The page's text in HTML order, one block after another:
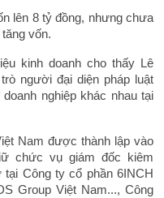
lên 8 tỷ đồng, nhưng chưa
vốn.
kinh doanh cho thấy Lê
người đại diện pháp luật
nghiệp khác nhau tại
Nam được thành lập vào
chức vụ giám đốc kiêm
Công ty cổ phần 6INCH
Group Việt Nam..., Công